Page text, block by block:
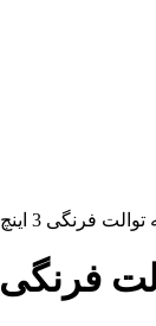
فرنگی 3 اینچ سنی
3 اینچ سنی